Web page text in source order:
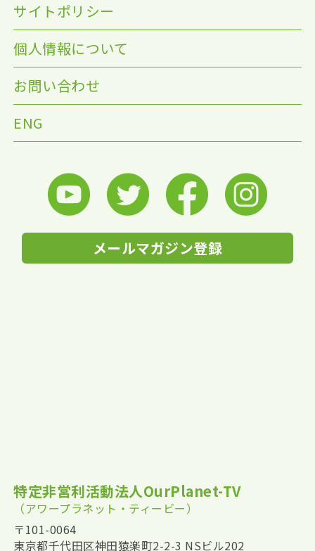
サイトポリシー
個人情報について
お問い合わせ
ENG
メールマガジン登録
特定非営利活動法人OurPlanet-TV
（アワープラネット・ティービー）
〒101-0064
東京都千代田区神田猿楽町2-2-3 NSビル202